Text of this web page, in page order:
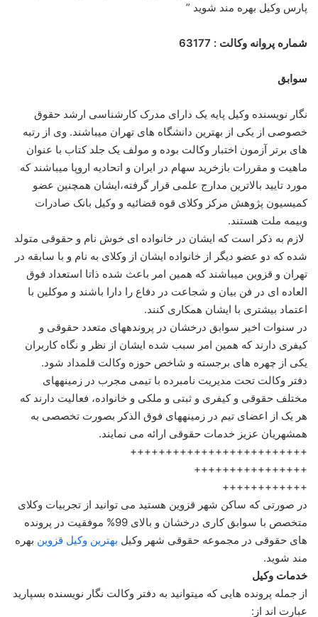
پارس وکیل بهره مند شوید ”
شماره پروانه وکالت : 63177
سوابق
نگار نویسنده وکیل پایه یک دارای مدرک کارشناسی ارشد حقوق
خصوصی از یکی از بهترین دانشگاه های تهران میباشند. وی از رتبه
های برتر آزمون اختبار وكالت بوده و مولف یک جلد کتاب با عنوان
ماهیت و مقررات بازخرید سهام در ایران و اتحادیه اروپا میباشند که
مورد تایید بالاترین مدارج علمی قرار گرفته،ایشان همچنین عضو
کمیسیون پژوهش مرکز وکلای قوه قضائیه و وکیل بانک صادرات
وبیمه ملت هستند.
لازم به ذکر است که ایشان در خانواده ای خوش نام و حقوقی متولد
شده که دو عضو دیگر از خانواده ایشان از وکلای به نام و با سابقه در
تهران و قزوین میباشند که همین امر باعث شده ذاتا استعداد فوق
العاده ای در فن بیان و شجاعت در دفاع را دارا باشند و موکلین با
اعتماد بیشتری با ایشان همکاری کنند.
در سنوات اخیر سوابق درخشان در پروندههای متعدد حقوقی و
کیفری دارند که همین امر سبب شده ایشان از نظر و نگاه کاربران
یکی از چهره های برجسته و شاخص حوزه وکالت قلمداد شود.
دفتر وکالت تحت مدیریت نامبرده با تیمی مجرب در زمینههای
مختلف حقوقی و کیفری و ثبتی و ملکی و خانواده، فعالیت دارند که
هر یک از اعضای تیم در زمینههای فوق الذكر بصورت تخصصی به
همشهریان عزیز خدمات حقوقی ارائه می نمایند.
+++++++++++++++++++++++++
++++++++++++++++
++++++++++++
در صورتی که ساکن شهر قزوین هستید می توانید از تجربیات وکلای
متخصص با سوابق کاری درخشان و بالای 99% موفقیت در پرونده
های حقوقی در مجموعه حقوقی شهر وکیل بهترین وکیل قزوین بهره
مند شوید.
خدمات وکیل
از جمله پرونده هایی که میتوانید به دفتر وکالت نگار نویسنده بسپارید
عبارت اند از: